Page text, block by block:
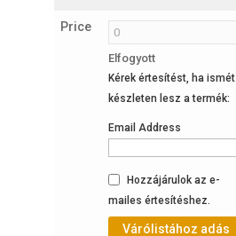
Price
Elfogyott
Kérek értesítést, ha ismét
készleten lesz a termék:
Email Address
Hozzájárulok az e-
mailes értesítéshez.
Várólistához adás